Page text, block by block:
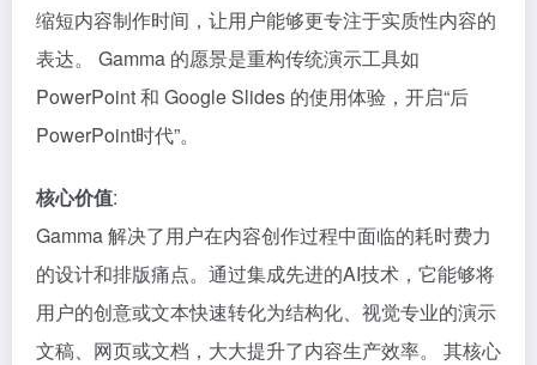
缩短内容制作时间，让用户能够更专注于实质性内容的
表达。 Gamma 的愿景是重构传统演示工具如
PowerPoint 和 Google Slides 的使用体验，开启“后
PowerPoint时代”。
核心价值:
Gamma 解决了用户在内容创作过程中面临的耗时费力
的设计和排版痛点。通过集成先进的AI技术，它能够将
用户的创意或文本快速转化为结构化、视觉专业的演示
文稿、网页或文档，大大提升了内容生产效率。 其核心